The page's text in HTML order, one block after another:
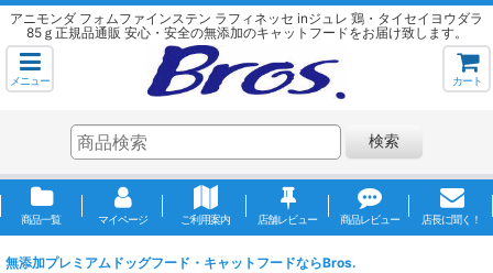
アニモンダ フォムファインステン ラフィネッセ inジュレ 鶏・タイセイヨウダラ
85ｇ正規品通販 安心・安全の無添加のキャットフードをお届け致します。
メニュー カート
検索
商品一覧 マイページ ご利用案内 店舗レビュー 商品レビュー 店長に聞く！
無添加プレミアムドッグフード・キャットフードならBros.